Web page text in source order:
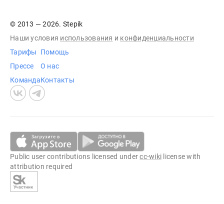
© 2013 — 2026. Stepik
Наши условия использования и конфиденциальности
Тарифы
Прессе
Команда
Помощь
О нас
Контакты
Public user contributions licensed undercc-wiki license with
attribution required